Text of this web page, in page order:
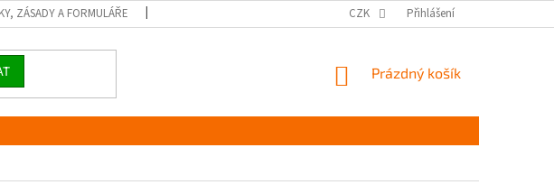
ZÁSADY A FORMULÁŘE JAK PEČOVAT O OBUV
CZK Přihlášení
NÁKUPNÍ
Prázdný košík